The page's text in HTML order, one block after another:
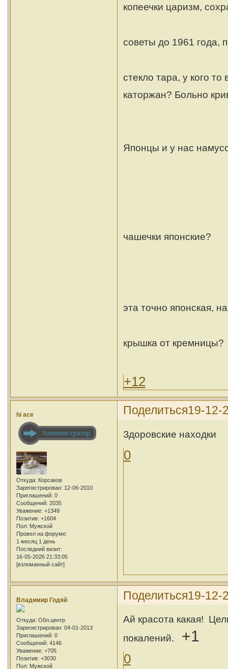
копеечки царизм,
советы до 1961 года,
стекло тара, у кого
каторжан? Больно
Японцы и у нас
чашечки японские?
эта точно японская,
крышка от кремницы?
+12
Поделиться19-12-
hi ace
Откуда: Корсаков
Зарегистрирован: 12-06-2010
Приглашений: 0
Сообщений: 2035
Уважение: +1349
Позитив: +1604
Пол: Мужской
Провел на форуме:
1 месяц 1 день
Последний визит:
16-05-2026 21:33:05
[взломанный сайт]
Здоровские находки
0
Поделиться19-12-
Владимир Годяй
Откуда: Обл.центр
Зарегистрирован: 04-01-2013
Приглашений: 0
Сообщений: 4146
Уважение: +705
Позитив: +3030
Пол: Мужской
Ай красота какая!
покалений.
+1
0